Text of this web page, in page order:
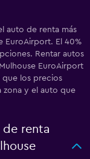
auto de renta más
EuroAirport. El 40%
Rentar autos
EuroAirport
que los precios
zona y el auto que
renta